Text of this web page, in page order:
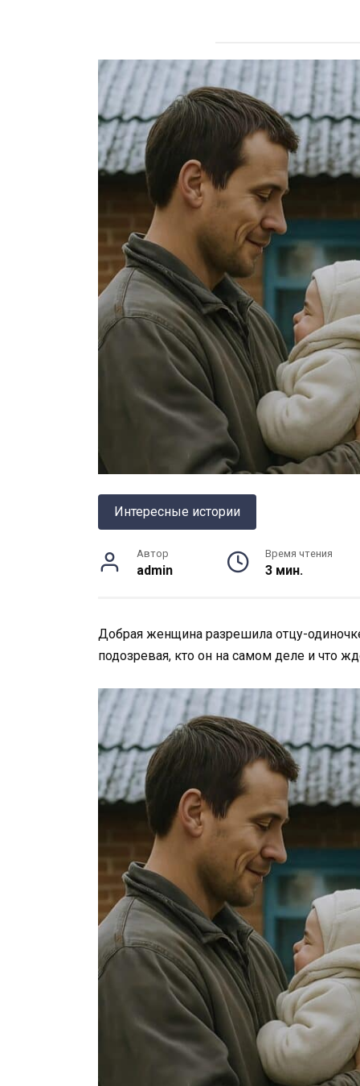
Интересные истории
Автор
admin
Время чтения
3 мин.
Добрая женщина разрешила отцу-
подозревая, кто он на самом деле и что